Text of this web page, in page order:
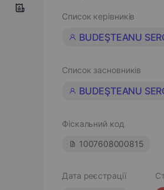
Список керівників
BUDEŞTEANU
Список засновників
BUDEŞTEANU
Фіскальний код
1007608000815
Дата реєстрації